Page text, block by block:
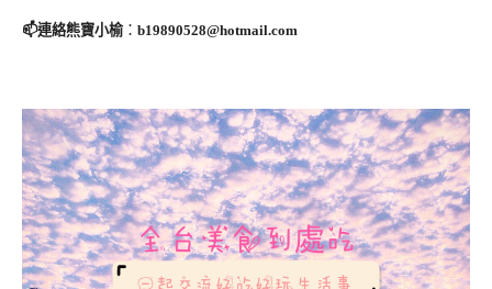
📫連絡熊寶小榆： b19890528@hotmail.com